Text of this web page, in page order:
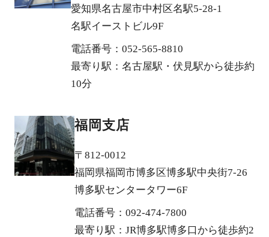
愛知県名古屋市中村区名駅5-28-1
名駅イーストビル9F
電話番号：052-565-8810
最寄り駅：名古屋駅・伏見駅から徒歩約
10分
福岡支店
〒812-0012
福岡県福岡市博多区博多駅中央街7-26
博多駅センタータワー6F
電話番号：092-474-7800
最寄り駅：JR博多駅博多口から徒歩約2